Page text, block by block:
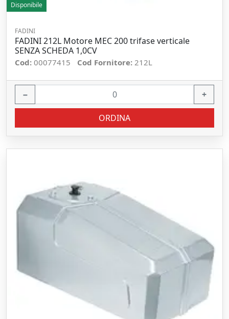
Disponibile
FADINI
FADINI 212L Motore MEC 200 trifase verticale
SENZA SCHEDA 1,0CV
Cod: 00077415 Cod Fornitore: 212L
− +
ORDINA